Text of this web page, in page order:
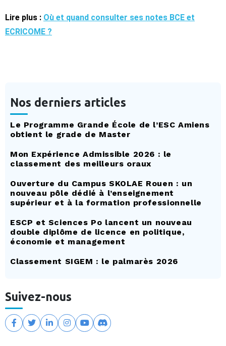
Lire plus : Où et quand consulter ses notes BCE et
ECRICOME ?
Nos derniers articles
Le Programme Grande École de l’ESC Amiens
obtient le grade de Master
Mon Expérience Admissible 2026 : le
classement des meilleurs oraux
Ouverture du Campus SKOLAE Rouen : un
nouveau pôle dédié à l’enseignement
supérieur et à la formation professionnelle
ESCP et Sciences Po lancent un nouveau
double diplôme de licence en politique,
économie et management
Classement SIGEM : le palmarès 2026
Suivez-nous